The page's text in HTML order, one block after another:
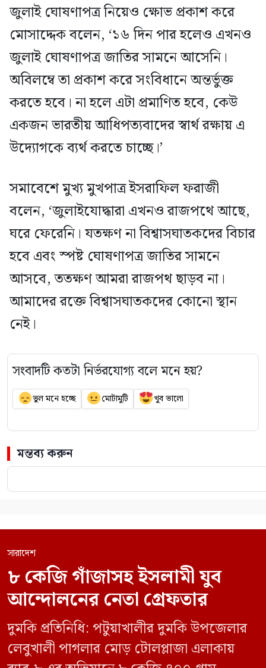
জুলাই ঘোষণাপত্র নিয়েও ক্ষোভ প্রকাশ করে
মোসাদ্দেক বলেন, ‘১৬ দিন পার হলেও এখনও
জুলাই ঘোষণাপত্র জাতির সামনে আসেনি।
অবিলম্বে তা প্রকাশ করে সংবিধানে অন্তর্ভুক্ত
করতে হবে। না হলে এটা প্রমাণিত হবে, কেউ
একজন ভারতীয় আধিপত্যবাদের স্বার্থ রক্ষায় এ
উদ্যোগকে ব্যর্থ করতে চাচ্ছে।’
সমাবেশে মুখ্য মুখপাত্র ইসরাফিল ফরাজী
বলেন, ‘জুলাইযোদ্ধারা এখনও রাজপথে আছে,
ঘরে ফেরেনি। যতক্ষণ না বিশ্বাসঘাতকদের বিচার
হবে এবং স্পষ্ট ঘোষণাপত্র জাতির সামনে
আসবে, ততক্ষণ আমরা রাজপথ ছাড়ব না।
আমাদের রক্তে বিশ্বাসঘাতকদের কোনো স্থান
নেই।
সংবাদটি কতটা নির্ভরযোগ্য বলে মনে হয়?
ভুল মনে হচ্ছে মোটামুটি খুব ভালো
মন্তব্য করুন
সারাদেশ
৮ কেজি গাঁজাসহ ইসলামী যুব
আন্দোলনের নেতা গ্রেফতার
দুমকি প্রতিনিধি: পটুয়াখালীর দুমকি উপজেলার
লেবুখালী পাগলার মোড় টোলপ্লাজা এলাকায়